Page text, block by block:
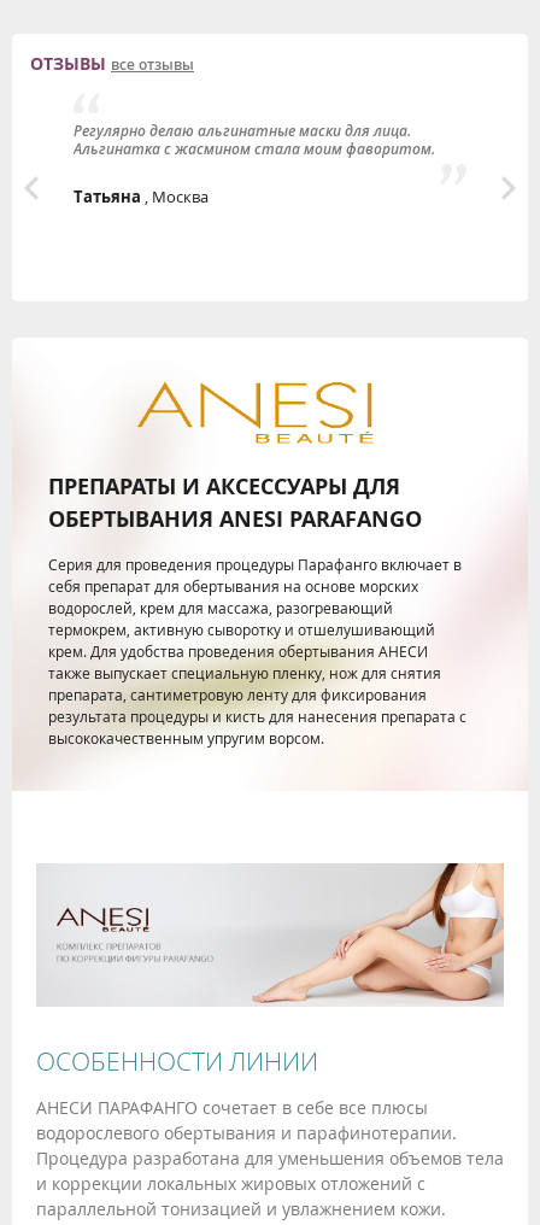
ОТЗЫВЫ все отзывы
Регулярно делаю альгинатные маски для лица.
Альгинатка с жасмином стала моим фаворитом.
Татьяна , Москва
ПРЕПАРАТЫ И АКСЕССУАРЫ ДЛЯ
ОБЕРТЫВАНИЯ ANESI PARAFANGO
Серия для проведения процедуры Парафанго включает в
себя препарат для обертывания на основе морских
водорослей, крем для массажа, разогревающий
термокрем, активную сыворотку и отшелушивающий
крем. Для удобства проведения обертывания АНЕСИ
также выпускает специальную пленку, нож для снятия
препарата, сантиметровую ленту для фиксирования
результата процедуры и кисть для нанесения препарата с
высококачественным упругим ворсом.
ОСОБЕННОСТИ ЛИНИИ
АНЕСИ ПАРАФАНГО сочетает в себе все плюсы
водорослевого обертывания и парафинотерапии.
Процедура разработана для уменьшения объемов тела
и коррекции локальных жировых отложений с
параллельной тонизацией и увлажнением кожи.